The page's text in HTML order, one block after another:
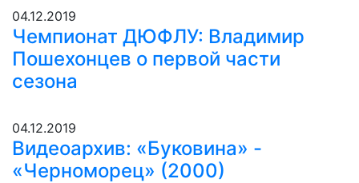
04.12.2019
Чемпионат ДЮФЛУ: Владимир
Пошехонцев о первой части
сезона
04.12.2019
Видеоархив: «Буковина» -
«Черноморец» (2000)